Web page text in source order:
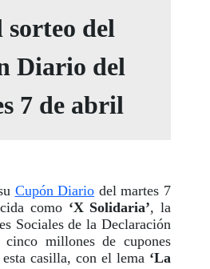
sorteo del
Diario del
7 de abril
Cupón Diario del martes 7
como ‘X Solidaria’, la
Sociales de la Declaración
millones de cupones
casilla, con el lema ‘La